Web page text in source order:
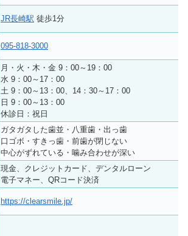
JR長崎駅 徒歩1分
095-818-3000
月・火・木・金 9：00～19：00
水 9：00～17：00
土 9：00～13：00、14：30～17：00
日 9：00～13：00
休診日：祝日
ガタガタした歯並・八重歯・出っ歯
口ゴボ・すきっ歯・前歯が閉じない
中心がずれている・噛み合わせが深い
現金、クレジットカード、デンタルローン
電子マネー、QRコード決済
https://clearsmile.jp/